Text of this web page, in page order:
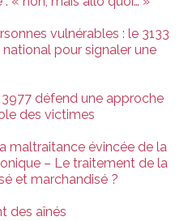
vulnérables : le 3133
pour signaler une
défend une approche
des victimes
maltraitance évincée de la
– Le traitement de la
et marchandisé ?
des aînés